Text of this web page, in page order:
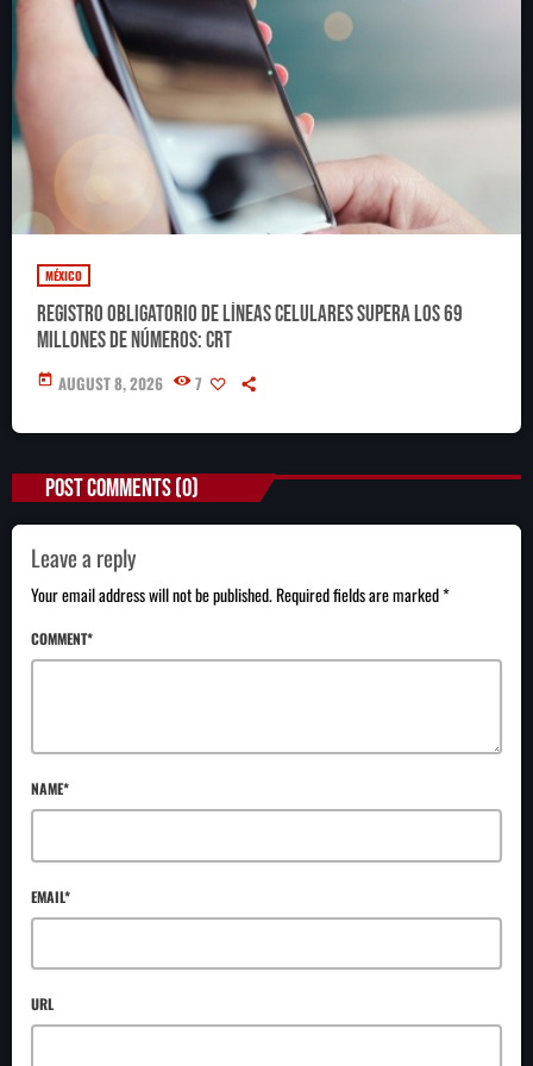
MÉXICO
Registro obligatorio de líneas celulares supera los 69
millones de números: CRT
today AUGUST 8, 2026 7
POST COMMENTS (0)
Leave a reply
Your email address will not be published. Required fields are marked *
COMMENT*
NAME*
EMAIL*
URL